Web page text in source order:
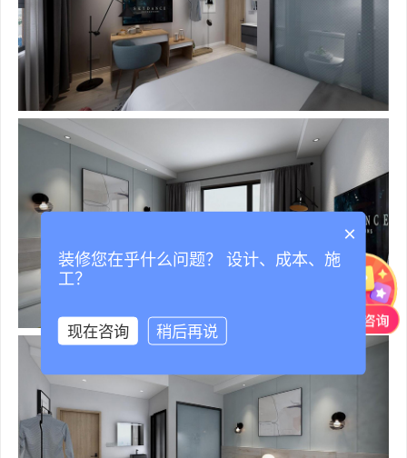
×
装修您在乎什么问题？ 设计、成本、施
工？
现在咨询 稍后再说